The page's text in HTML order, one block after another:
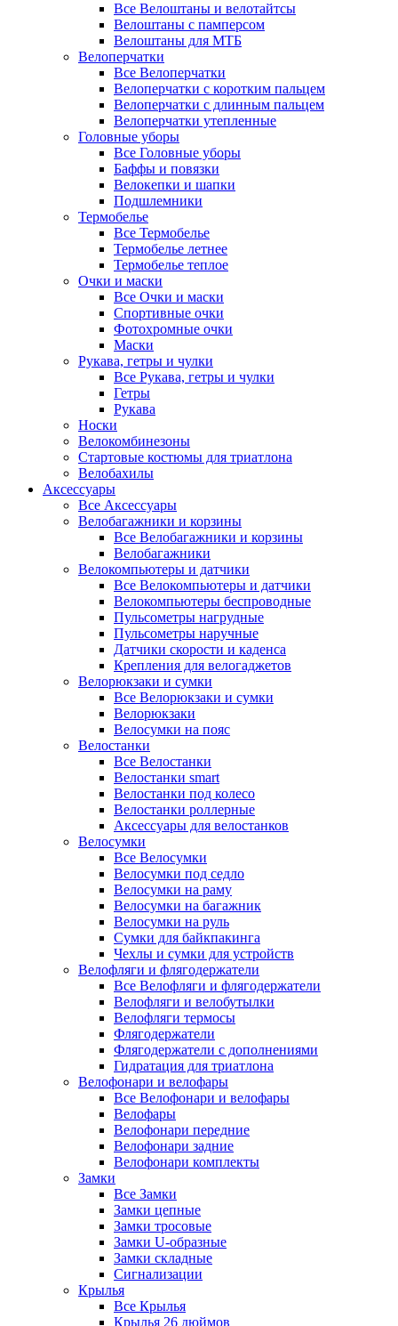
Все Велоштаны и велотайтсы
Велоштаны с памперсом
Велоштаны для МТБ
Велоперчатки
Все Велоперчатки
Велоперчатки с коротким пальцем
Велоперчатки с длинным пальцем
Велоперчатки утепленные
Головные уборы
Все Головные уборы
Баффы и повязки
Велокепки и шапки
Подшлемники
Термобелье
Все Термобелье
Термобелье летнее
Термобелье теплое
Очки и маски
Все Очки и маски
Спортивные очки
Фотохромные очки
Маски
Рукава, гетры и чулки
Все Рукава, гетры и чулки
Гетры
Рукава
Носки
Велокомбинезоны
Стартовые костюмы для триатлона
Велобахилы
Аксессуары
Все Аксессуары
Велобагажники и корзины
Все Велобагажники и корзины
Велобагажники
Велокомпьютеры и датчики
Все Велокомпьютеры и датчики
Велокомпьютеры беспроводные
Пульсометры нагрудные
Пульсометры наручные
Датчики скорости и каденса
Крепления для велогаджетов
Велорюкзаки и сумки
Все Велорюкзаки и сумки
Велорюкзаки
Велосумки на пояс
Велостанки
Все Велостанки
Велостанки smart
Велостанки под колесо
Велостанки роллерные
Аксессуары для велостанков
Велосумки
Все Велосумки
Велосумки под седло
Велосумки на раму
Велосумки на багажник
Велосумки на руль
Сумки для байкпакинга
Чехлы и сумки для устройств
Велофляги и флягодержатели
Все Велофляги и флягодержатели
Велофляги и велобутылки
Велофляги термосы
Флягодержатели
Флягодержатели с дополнениями
Гидратация для триатлона
Велофонари и велофары
Все Велофонари и велофары
Велофары
Велофонари передние
Велофонари задние
Велофонари комплекты
Замки
Все Замки
Замки цепные
Замки тросовые
Замки U-образные
Замки складные
Сигнализации
Крылья
Все Крылья
Крылья 26 дюймов